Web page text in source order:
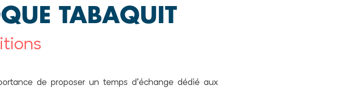
TABAQUIT
de proposer un temps d’échange dédié aux